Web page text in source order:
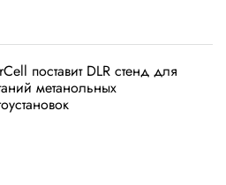
поставит DLR стенд для
метанольных